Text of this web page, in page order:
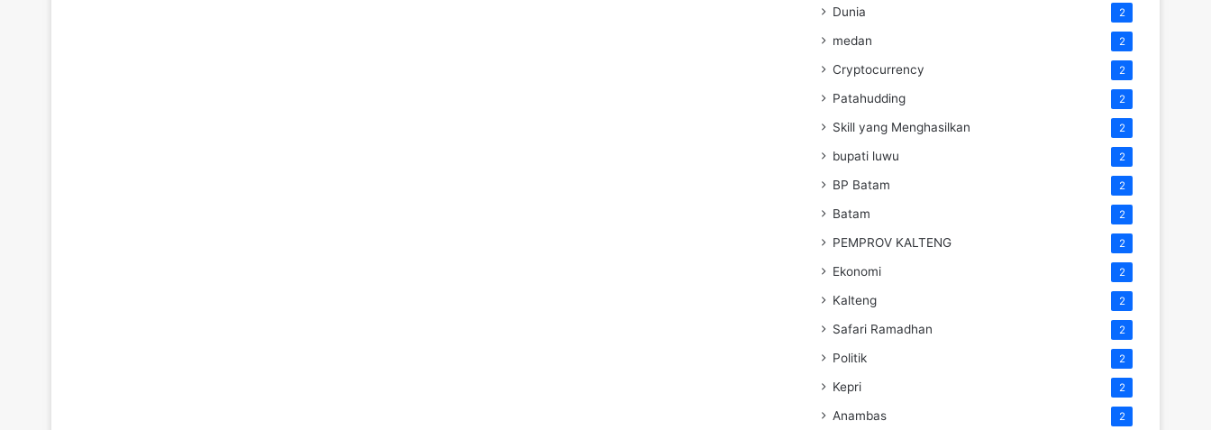
Dunia 2
medan 2
Cryptocurrency 2
Patahudding 2
Skill yang Menghasilkan 2
bupati luwu 2
BP Batam 2
Batam 2
PEMPROV KALTENG 2
Ekonomi 2
Kalteng 2
Safari Ramadhan 2
Politik 2
Kepri 2
Anambas 2